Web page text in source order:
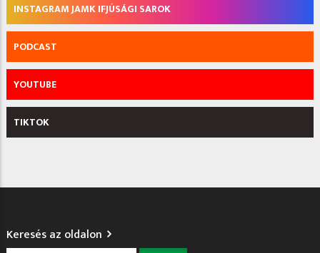
INSTAGRAM JAMK IFJÚSÁGI SAROK
PODCAST
YOUTUBE
TIKTOK
Keresés az oldalon